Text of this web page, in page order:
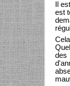
Il
est
des